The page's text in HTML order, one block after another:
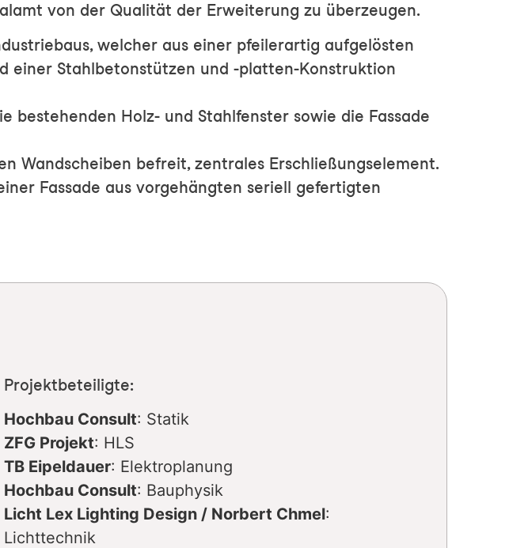
von der Qualität der Erweiterung zu überzeugen.
welcher aus einer pfeilerartig aufgelösten
einer Stahlbetonstützen und -platten-Konstruktion
Holz- und Stahlfenster sowie die Fassade
Wandscheiben befreit, zentrales Erschließungselement.
Fassade aus vorgehängten seriell gefertigten
Projektbeteiligte:
Hochbau Consult: Statik
ZFG Projekt: HLS
TB Eipeldauer: Elektroplanung
Hochbau Consult: Bauphysik
Licht Lex Lighting Design / Norbert Chmel:
Lichttechnik